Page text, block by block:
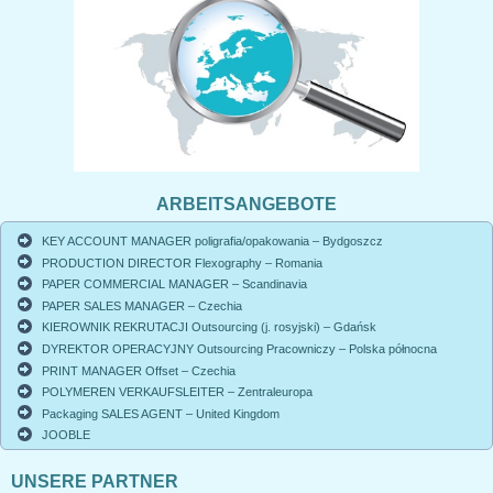
ARBEITSANGEBOTE
KEY ACCOUNT MANAGER poligrafia/opakowania – Bydgoszcz
PRODUCTION DIRECTOR Flexography – Romania
PAPER COMMERCIAL MANAGER – Scandinavia
PAPER SALES MANAGER – Czechia
KIEROWNIK REKRUTACJI Outsourcing (j. rosyjski) – Gdańsk
DYREKTOR OPERACYJNY Outsourcing Pracowniczy – Polska północna
PRINT MANAGER Offset – Czechia
POLYMEREN VERKAUFSLEITER – Zentraleuropa
Packaging SALES AGENT – United Kingdom
JOOBLE
UNSERE PARTNER